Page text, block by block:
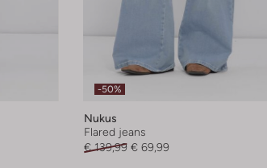
-50%
Nukus
Flared jeans
€ 139,99 € 69,99